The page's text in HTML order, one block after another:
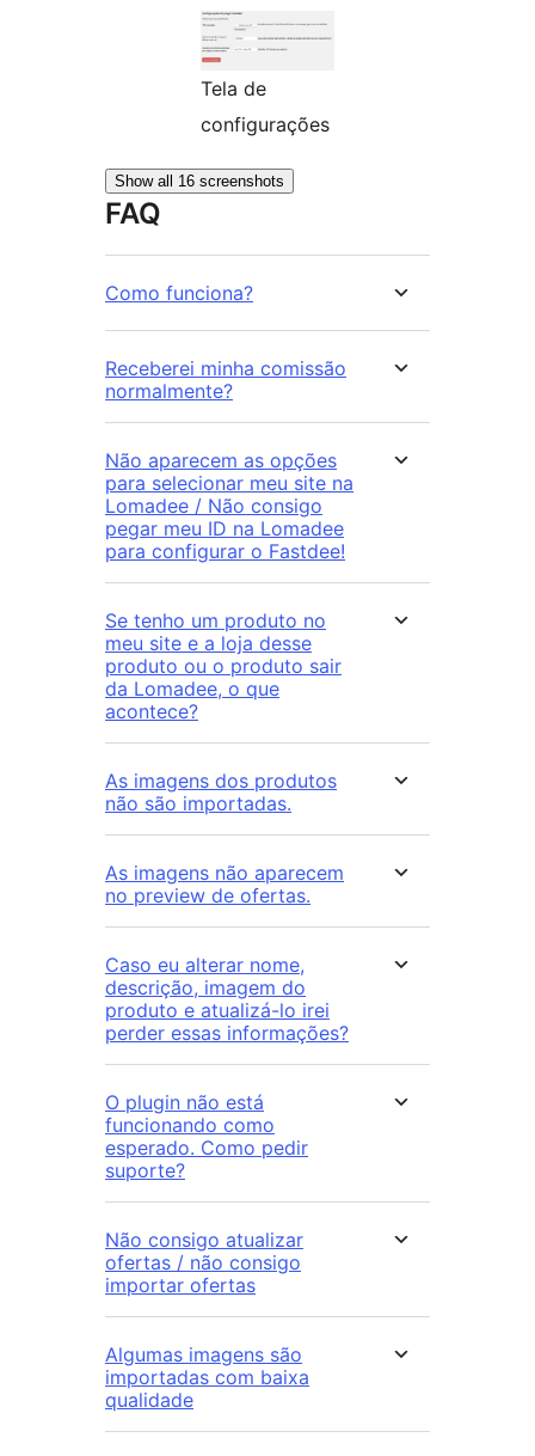
Tela de
configurações
Show all 16 screenshots
FAQ
Como funciona?
Receberei minha comissão
normalmente?
Não aparecem as opções
para selecionar meu site na
Lomadee / Não consigo
pegar meu ID na Lomadee
para configurar o Fastdee!
Se tenho um produto no
meu site e a loja desse
produto ou o produto sair
da Lomadee, o que
acontece?
As imagens dos produtos
não são importadas.
As imagens não aparecem
no preview de ofertas.
Caso eu alterar nome,
descrição, imagem do
produto e atualizá-lo irei
perder essas informações?
O plugin não está
funcionando como
esperado. Como pedir
suporte?
Não consigo atualizar
ofertas / não consigo
importar ofertas
Algumas imagens são
importadas com baixa
qualidade